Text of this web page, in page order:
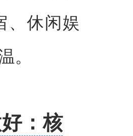
、休闲娱
：核